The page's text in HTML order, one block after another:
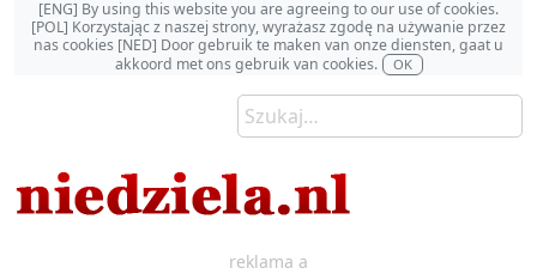
[ENG] By using this website you are agreeing to our use of cookies.
[POL] Korzystając z naszej strony, wyrażasz zgodę na używanie przez
nas cookies [NED] Door gebruik te maken van onze diensten, gaat u
akkoord met ons gebruik van cookies.
OK
reklama a